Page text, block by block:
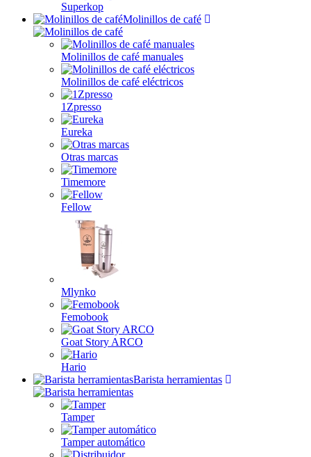
Superkop
Molinillos de café
Molinillos de café manuales
Molinillos de café eléctricos
1Zpresso
Eureka
Otras marcas
Timemore
Fellow
Mlynko
Femobook
Goat Story ARCO
Hario
Barista herramientas
Tamper
Tamper automático